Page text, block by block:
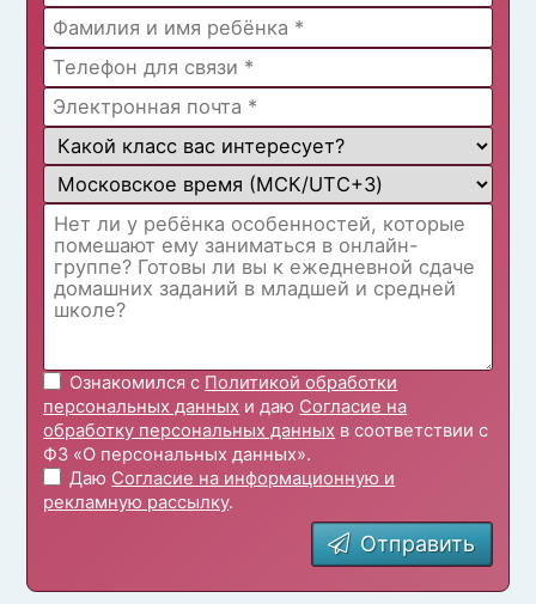
Ознакомился с Политикой обработки
персональных данных и даю Согласие на
обработку персональных данных в соответствии с
ФЗ «О персональных данных».
Даю Согласие на информационную и
рекламную рассылку.
Отправить